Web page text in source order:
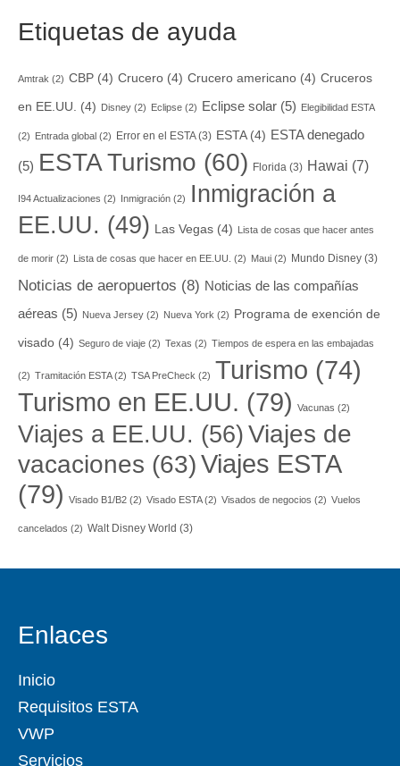
Etiquetas de ayuda
Amtrak (2) CBP (4) Crucero (4) Crucero americano (4) Cruceros
en EE.UU. (4) Disney (2) Eclipse (2) Eclipse solar (5) Elegibilidad ESTA
(2) Entrada global (2) Error en el ESTA(3) ESTA(4) ESTA denegado
(5) ESTA Turismo (60) Florida (3) Hawai (7)
I94 Actualizaciones (2) Inmigración (2)
Inmigración a
EE.UU. (49) Las Vegas (4) Lista de cosas que hacer antes
de morir (2) Lista de cosas que hacer en EE.UU. (2) Maui (2) Mundo Disney (3)
Noticias de aeropuertos (8) Noticias de las compañías
aéreas (5) Nueva Jersey (2) Nueva York (2) Programa de exención de
visado (4) Seguro de viaje (2) Texas (2) Tiempos de espera en las embajadas
(2) Tramitación ESTA(2) TSA PreCheck (2) Turismo (74)
Turismo en EE.UU. (79) Vacunas (2)
Viajes a EE.UU. (56)Viajes de
vacaciones (63)Viajes ESTA
(79) Visado B1/B2 (2) Visado ESTA(2) Visados de negocios (2) Vuelos
cancelados (2) Walt Disney World (3)
Enlaces
Inicio
Requisitos ESTA
VWP
Servicios